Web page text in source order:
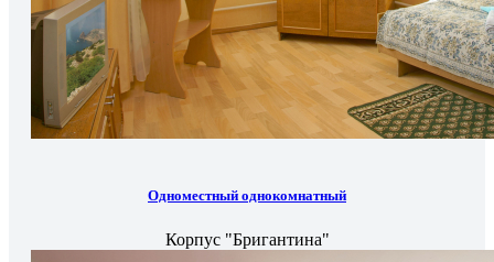
Одноместный однокомнатный
Корпус "Бригантина"